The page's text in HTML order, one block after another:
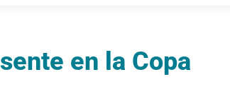
en la Copa